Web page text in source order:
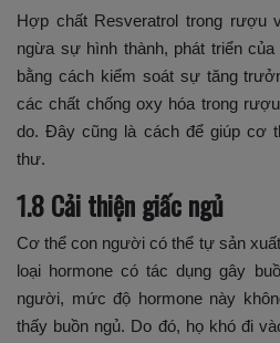
Hợp chất Resveratrol trong rượu
ngừa sự hình thành, phát triển
bằng cách kiểm soát sự tăng
các chất chống oxy hóa trong
do. Đây cũng là cách để giúp cơ
thư.
1.8 Cải thiện giấc ngủ
Cơ thể con người có thể tự sản
loại hormone có tác dụng gây
người, mức độ hormone này
thấy buồn ngủ. Do đó, họ khó đi